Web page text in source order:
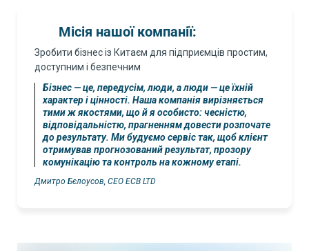
Місія нашої компанії:
Зробити бізнес із Китаєм для підприємців простим,
доступним і безпечним
Бізнес — це, передусім, люди, а люди — це їхній
характер і цінності. Наша компанія вирізняється
тими ж якостями, що й я особисто: чесністю,
відповідальністю, прагненням довести розпочате
до результату. Ми будуємо сервіс так, щоб клієнт
отримував прогнозований результат, прозору
комунікацію та контроль на кожному етапі.
Дмитро Бєлоусов, СЕО ECB LTD